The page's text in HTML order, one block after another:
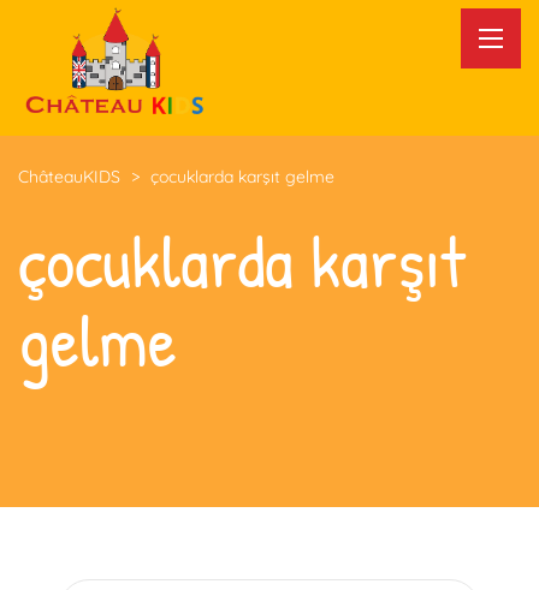
ChâteauKIDS > çocuklarda karşıt gelme
çocuklarda karşıt
gelme